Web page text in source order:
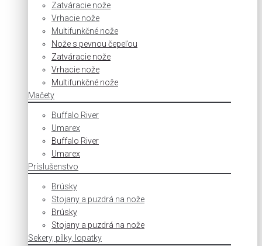
Zatváracie nože
Vrhacie nože
Multifunkčné nože
Nože s pevnou čepeľou
Zatváracie nože
Vrhacie nože
Multifunkčné nože
Mačety
Buffalo River
Umarex
Buffalo River
Umarex
Príslušenstvo
Brúsky
Stojany a puzdrá na nože
Brúsky
Stojany a puzdrá na nože
Sekery, pílky, lopatky